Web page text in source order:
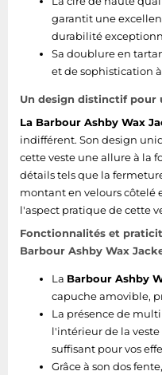
garantit une
durabilité
Sa doublure en
et de sophistication
Un design distinctif pour
La Barbour Ashby Wax
indifférent. Son design
cette veste une allure à la
détails tels que la
montant en velours côtelé
l'aspect pratique de cette
Fonctionnalités et
Barbour Ashby Wax
La Barbour Ashby
capuche amovible,
La présence de
l'intérieur de la
suffisant pour vos
Grâce à son dos